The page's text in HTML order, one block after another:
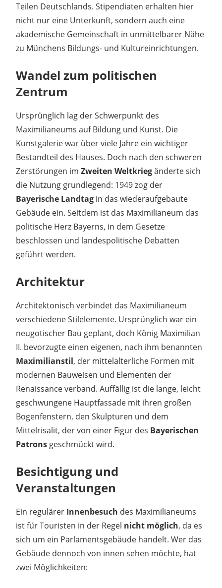
Teilen Deutschlands. Stipendiaten erhalten hier
nicht nur eine Unterkunft, sondern auch eine
akademische Gemeinschaft in unmittelbarer Nähe
zu Münchens Bildungs- und Kultureinrichtungen.
Wandel zum politischen
Zentrum
Ursprünglich lag der Schwerpunkt des
Maximilianeums auf Bildung und Kunst. Die
Kunstgalerie war über viele Jahre ein wichtiger
Bestandteil des Hauses. Doch nach den schweren
Zerstörungen im Zweiten Weltkriegänderte sich
die Nutzung grundlegend: 1949 zog der
Bayerische Landtag in das wiederaufgebaute
Gebäude ein. Seitdem ist das Maximilianeum das
politische Herz Bayerns, in dem Gesetze
beschlossen und landespolitische Debatten
geführt werden.
Architektur
Architektonisch verbindet das Maximilianeum
verschiedene Stilelemente. Ursprünglich war ein
neugotischer Bau geplant, doch König Maximilian
II. bevorzugte einen eigenen, nach ihm benannten
Maximilianstil, der mittelalterliche Formen mit
modernen Bauweisen und Elementen der
Renaissance verband. Auffällig ist die lange, leicht
geschwungene Hauptfassade mit ihren großen
Bogenfenstern, den Skulpturen und dem
Mittelrisalit, der von einer Figur des Bayerischen
Patrons geschmückt wird.
Besichtigung und
Veranstaltungen
Ein regulärer Innenbesuch des Maximilianeums
ist für Touristen in der Regel nicht möglich, da es
sich um ein Parlamentsgebäude handelt. Wer das
Gebäude dennoch von innen sehen möchte, hat
zwei Möglichkeiten: